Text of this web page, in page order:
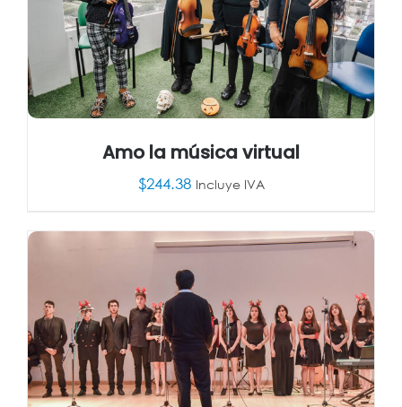
AÑADIR AL CARRITO / DETALLES
Amo la música virtual
$244.38 Incluye IVA